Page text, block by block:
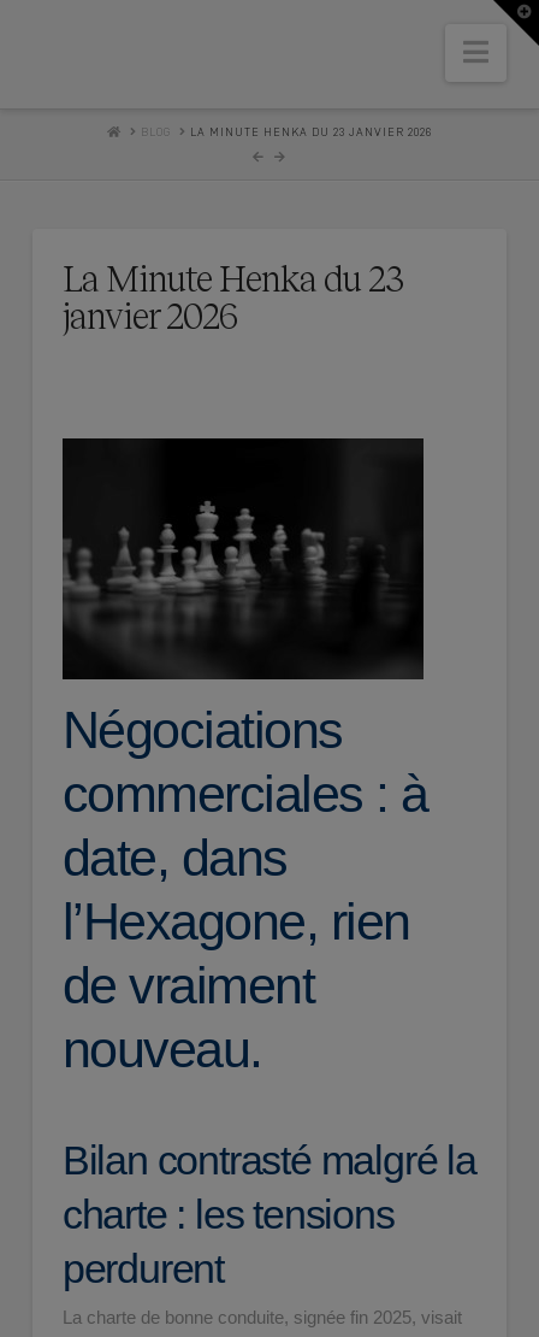
HOMEBLOG LA MINUTE HENKA DU 23 JANVIER 2026
La Minute Henka du 23
janvier 2026
Négociations
commerciales : à
date, dans
l’Hexagone, rien
de vraiment
nouveau.
Bilan contrasté malgré la
charte : les tensions
perdurent
La charte de bonne conduite, signée fin 2025, visait